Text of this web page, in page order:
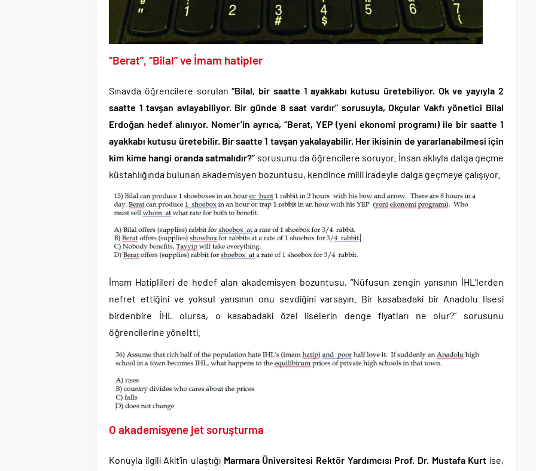
“Berat”, “Bilal” ve İmam hatipler
Sınavda öğrencilere sorulan“Bilal, bir saatte 1 ayakkabı kutusu üretebiliyor. Ok ve yayıyla 2
saatte 1 tavşan avlayabiliyor. Bir günde 8 saat vardır” sorusuyla, Okçular Vakfı yönetici Bilal
Erdoğan hedef alınıyor. Nomer’in ayrıca, “Berat, YEP (yeni ekonomi programı) ile bir saatte 1
ayakkabı kutusu üretebilir. Bir saatte 1 tavşan yakalayabilir. Her ikisinin de yararlanabilmesi için
kim kime hangi oranda satmalıdır?” sorusunu da öğrencilere soruyor. İnsan aklıyla dalga geçme
küstahlığında bulunan akademisyen bozuntusu, kendince milli iradeyle dalga geçmeye çalışıyor.
İmam Hatiplileri de hedef alan akademisyen bozuntusu, “Nüfusun zengin yarısının İHL’lerden
nefret ettiğini ve yoksul yarısının onu sevdiğini varsayın. Bir kasabadaki bir Anadolu lisesi
birdenbire İHL olursa, o kasabadaki özel liselerin denge fiyatları ne olur?” sorusunu
öğrencilerine yöneltti.
O akademisyene jet soruşturma
Konuyla ilgili Akit’in ulaştığı Marmara Üniversitesi Rektör Yardımcısı Prof. Dr. Mustafa Kurt ise,